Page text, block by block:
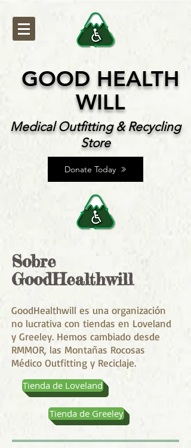
GOOD HEALTH
WILL
Medical Outfitting & Recycling
Store
Donate Today
Sobre
GoodHealthwill
GoodHealthwill es una organización
no lucrativa con tiendas en Loveland
y Greeley. Hemos cambiado desde
RMMOR, las Montañas Rocosas
Médico Outfitting y Reciclaje.
Tienda de Loveland
Tienda de Greeley